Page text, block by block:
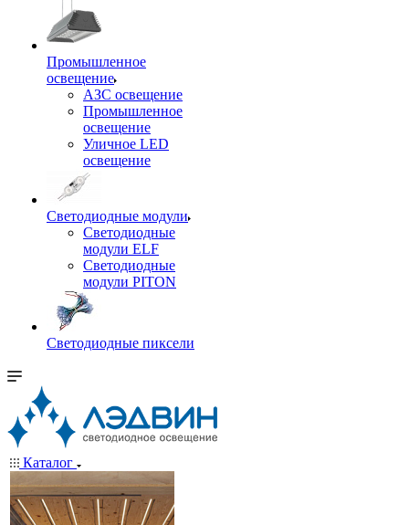
Промышленное
освещение
АЗС освещение
Промышленное
освещение
Уличное LED
освещение
Светодиодные модули
Светодиодные
модули ELF
Светодиодные
модули PITON
Светодиодные пиксели
Каталог